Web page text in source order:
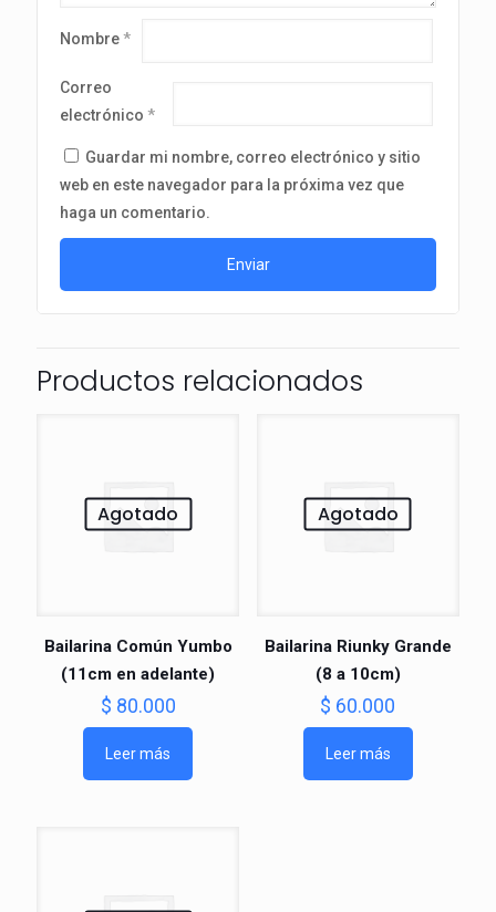
Nombre*
Correo
electrónico *
Guardar mi nombre, correo electrónico y sitio
web en este navegador para la próxima vez que
haga un comentario.
Productos relacionados
Agotado
Bailarina Común Yumbo
(11cm en adelante)
$ 80.000
Leer más
Agotado
Bailarina Riunky Grande
(8 a 10cm)
$ 60.000
Leer más